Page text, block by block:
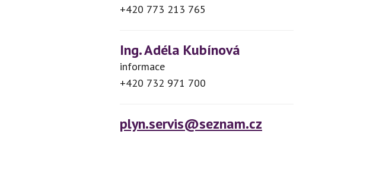
+420 773 213 765
Ing. Adéla Kubínová
informace
+420 732 971 700
plyn.servis@seznam.cz